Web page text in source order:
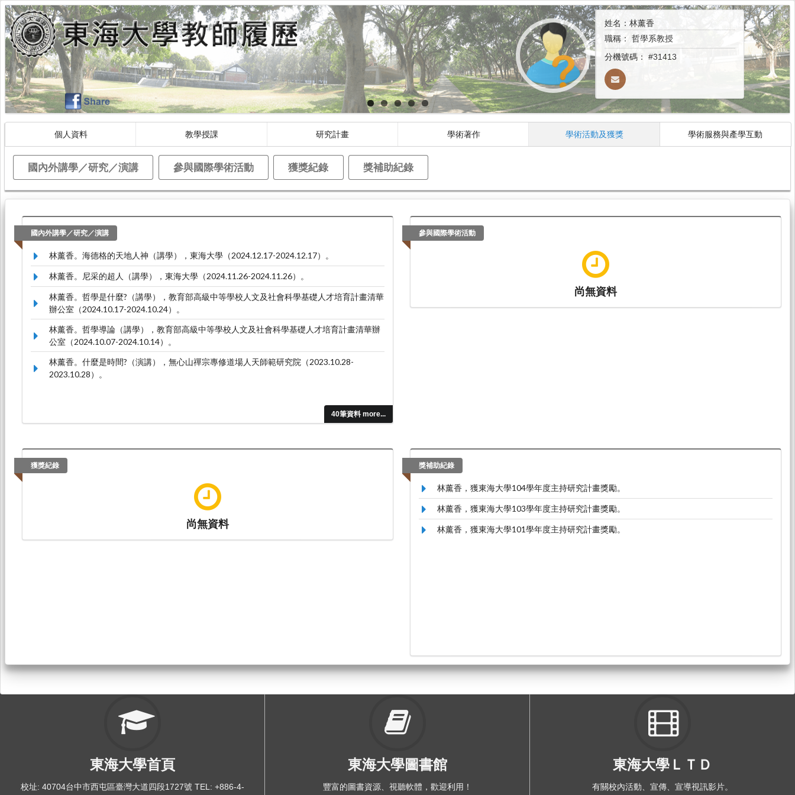
姓名：林薰香
職稱： 哲學系教授
分機號碼： #31413
個人資料 教學授課 研究計畫 學術著作 學術活動及獲獎 學術服務與產學互動
國內外講學／研究／演講 參與國際學術活動 獲獎紀錄 獎補助紀錄
國內外講學／研究／演講
40筆資料 more...
林薰香。海德格的天地人神（講學），東海大學（2024.12.17-2024.12.17）。
林薰香。尼采的超人（講學），東海大學（2024.11.26-2024.11.26）。
林薰香。哲學是什麼?（講學），教育部高級中等學校人文及社會科學基礎人才培育計畫清華
辦公室（2024.10.17-2024.10.24）。
林薰香。哲學導論（講學），教育部高級中等學校人文及社會科學基礎人才培育計畫清華辦
公室（2024.10.07-2024.10.14）。
林薰香。什麼是時間?（演講），無心山禪宗專修道場人天師範研究院（2023.10.28-
2023.10.28）。
參與國際學術活動
尚無資料
獲獎紀錄
尚無資料
獎補助紀錄
林薰香，獲東海大學104學年度主持研究計畫獎勵。
林薰香，獲東海大學103學年度主持研究計畫獎勵。
林薰香，獲東海大學101學年度主持研究計畫獎勵。
東海大學首頁
校址: 40704台中市西屯區臺灣大道四段1727號 TEL: +886-4-
東海大學圖書館
豐富的圖書資源、視聽軟體，歡迎利用！
東海大學ＬＴＤ
有關校內活動、宣傳、宣導視訊影片。